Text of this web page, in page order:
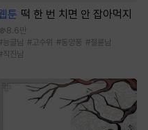
툰 떡 한 번 치면 안 잡아먹지
8.6만
능글남 #고수위 #동양풍 #절륜남
직진남